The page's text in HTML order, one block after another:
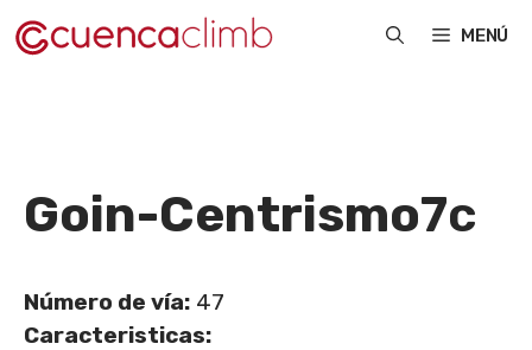
Saltar
al
MENÚ
Goin-Centrismo7c
Número de vía: 47
Caracteristicas: